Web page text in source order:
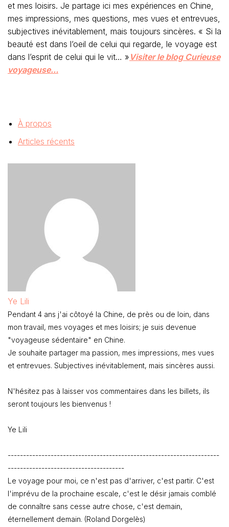
et mes loisirs. Je partage ici mes expériences en Chine,
mes impressions, mes questions, mes vues et entrevues,
subjectives inévitablement, mais toujours sincères. « Si la
beauté est dans l’oeil de celui qui regarde, le voyage est
dans l’esprit de celui qui le vit… » Visiter le blog Curieuse
voyageuse…
À propos
Articles récents
Ye Lili
Pendant 4 ans j'ai côtoyé la Chine, de près ou de loin, dans
mon travail, mes voyages et mes loisirs; je suis devenue
"voyageuse sédentaire" en Chine.
Je souhaite partager ma passion, mes impressions, mes vues
et entrevues. Subjectives inévitablement, mais sincères aussi.
N'hésitez pas à laisser vos commentaires dans les billets, ils
seront toujours les bienvenus !
Ye Lili
---------------------------------------------------------------------
--------------------------------------
Le voyage pour moi, ce n'est pas d'arriver, c'est partir. C'est
l'imprévu de la prochaine escale, c'est le désir jamais comblé
de connaître sans cesse autre chose, c'est demain,
éternellement demain. (Roland Dorgelès)